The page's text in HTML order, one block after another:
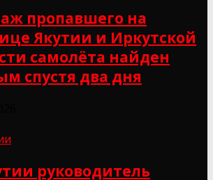
пропавшего на
Якутии и Иркутской
самолёта найден
спустя два дня
руководитель